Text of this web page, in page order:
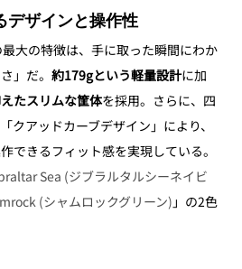
デザインと操作性
大の特徴は、手に取った瞬間にわか
」だ。 約179gという軽量設計に加
たスリムな筐体を採用。さらに、四
クアッドカーブデザイン」により、
できるフィット感を実現している。
Sea (ジブラルタルシーネイビ
(シャムロックグリーン) 」の2色